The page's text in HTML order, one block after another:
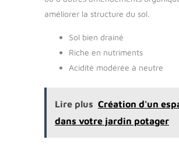
améliorer la structure du sol.
Sol bien drainé
Riche en nutriments
Acidité modérée à neutre
Lire plus Création d'un
dans votre jardin potager